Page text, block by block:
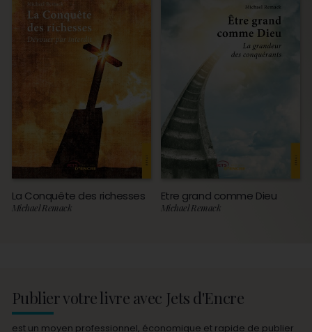
La Conquête des richesses
Michael Remack
Etre grand comme Dieu
Michael Remack
Publier votre livre avec Jets d'Encre
est un moyen professionnel, économique et rapide de publier